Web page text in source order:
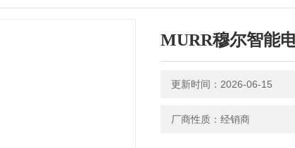
MURR穆尔智能
更新时间：2026-06-15
厂商性质：经销商